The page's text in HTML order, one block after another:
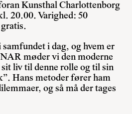
Kunsthal Charlottenborg
20.00. Varighed: 50
i dag, og hvem er
møder vi den moderne
liv til denne rolle og til sin
Hans metoder fører ham
og så må der tages